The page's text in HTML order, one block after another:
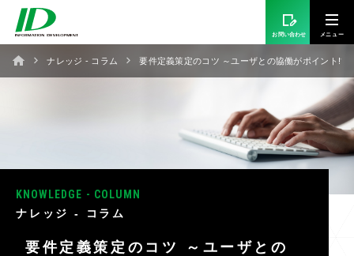
お問い合わせ
ナレッジ - コラム 要件定義策定のコツ ～ユーザとの協働がポイント!?～
KNOWLEDGE - COLUMN
ナレッジ - コラム
要件定義策定のコツ ～ユーザとの